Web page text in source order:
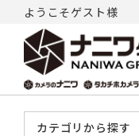
ようこそゲスト様
カテゴリから探す